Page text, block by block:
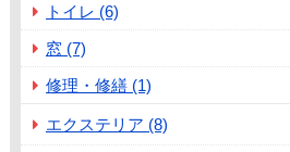
トイレ (6)
窓 (7)
修理・修繕 (1)
エクステリア (8)